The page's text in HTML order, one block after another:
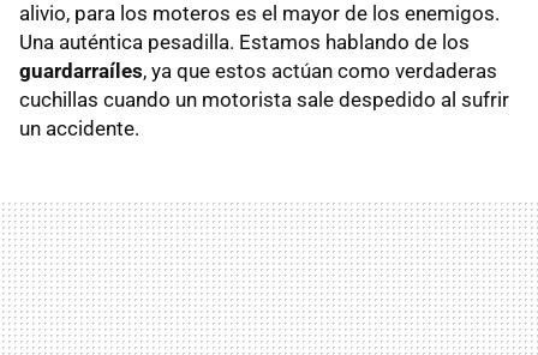
alivio, para los moteros es el mayor de los enemigos.
Una auténtica pesadilla. Estamos hablando de los
guardarraíles, ya que estos actúan como verdaderas
cuchillas cuando un motorista sale despedido al sufrir
un accidente.